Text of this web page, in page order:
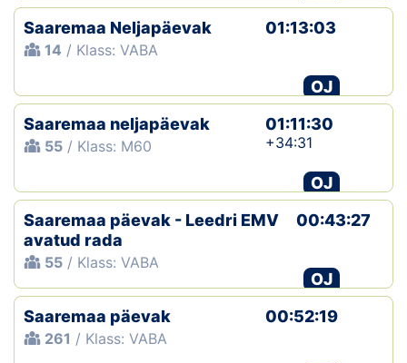
Saaremaa Neljapäevak
14 / Klass: VABA
01:13:03
OJ
Saaremaa neljapäevak
55 / Klass: M60
01:11:30
+34:31
OJ
Saaremaa päevak - Leedri EMV
avatud rada
55 / Klass: VABA
00:43:27
OJ
Saaremaa päevak
261 / Klass: VABA
00:52:19